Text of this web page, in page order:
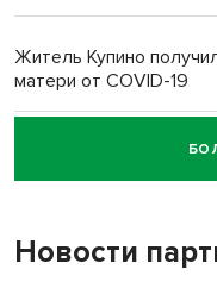
Житель Купино
матери от COVID-19
Новосибирский суд
пенсионерки на
Новости